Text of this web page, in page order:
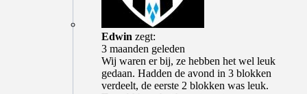
Edwin zegt:
3 maanden geleden
Wij waren er bij, ze hebben het wel leuk
gedaan. Hadden de avond in 3 blokken
verdeelt, de eerste 2 blokken was leuk.